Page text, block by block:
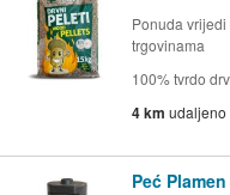
Ponuda
trgovinama
100% tvrdo
4 km udaljeno
Peć